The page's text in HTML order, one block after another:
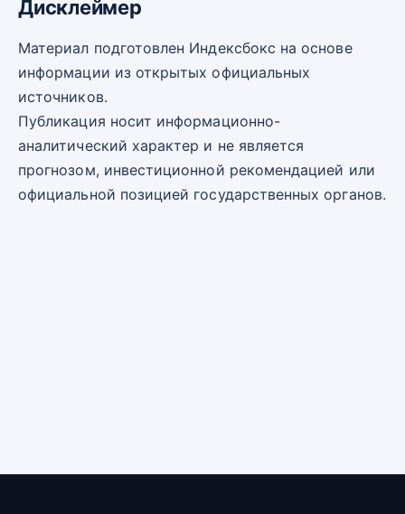
Дисклеймер
Материал подготовлен Индексбокс на основе
информации из открытых официальных
источников.
Публикация носит информационно-
аналитический характер и не является
прогнозом, инвестиционной рекомендацией или
официальной позицией государственных органов.